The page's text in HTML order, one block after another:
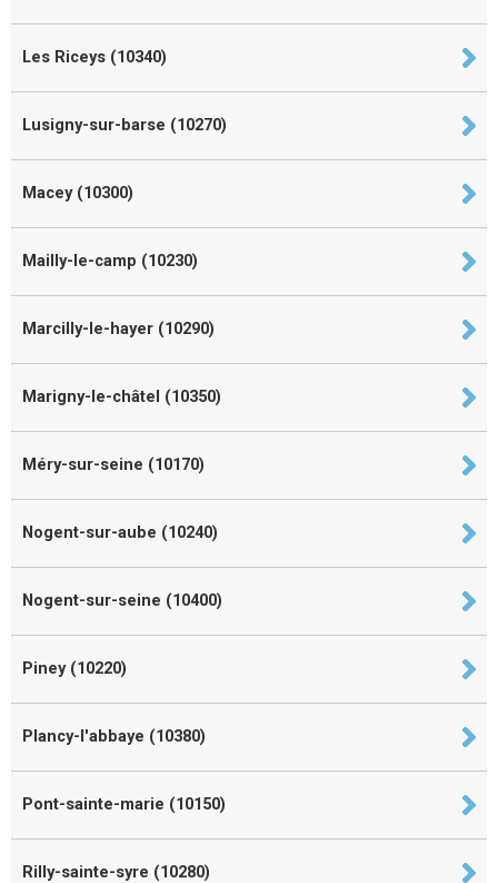
Les Riceys (10340)
Lusigny-sur-barse (10270)
Macey (10300)
Mailly-le-camp (10230)
Marcilly-le-hayer (10290)
Marigny-le-châtel (10350)
Méry-sur-seine (10170)
Nogent-sur-aube (10240)
Nogent-sur-seine (10400)
Piney (10220)
Plancy-l'abbaye (10380)
Pont-sainte-marie (10150)
Rilly-sainte-syre (10280)